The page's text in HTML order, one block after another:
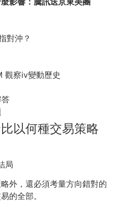
對沖？
觀察iv變動歷史
以何種交易策略
局
外，還必須考量方向錯對的
的全部。